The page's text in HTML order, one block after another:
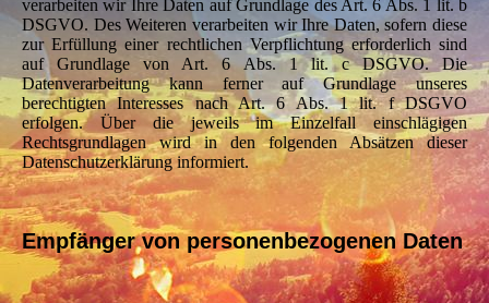
verarbeiten wir Ihre Daten auf Grundlage des Art. 6 Abs. 1 lit. b
DSGVO. Des Weiteren verarbeiten wir Ihre Daten, sofern diese
zur Erfüllung einer rechtlichen Verpflichtung erforderlich sind
auf Grundlage von Art. 6 Abs. 1 lit. c DSGVO. Die
Datenverarbeitung kann ferner auf Grundlage unseres
berechtigten Interesses nach Art. 6 Abs. 1 lit. f DSGVO
erfolgen. Über die jeweils im Einzelfall einschlägigen
Rechtsgrundlagen wird in den folgenden Absätzen dieser
Datenschutzerklärung informiert.
Empfänger von personenbezogenen Daten